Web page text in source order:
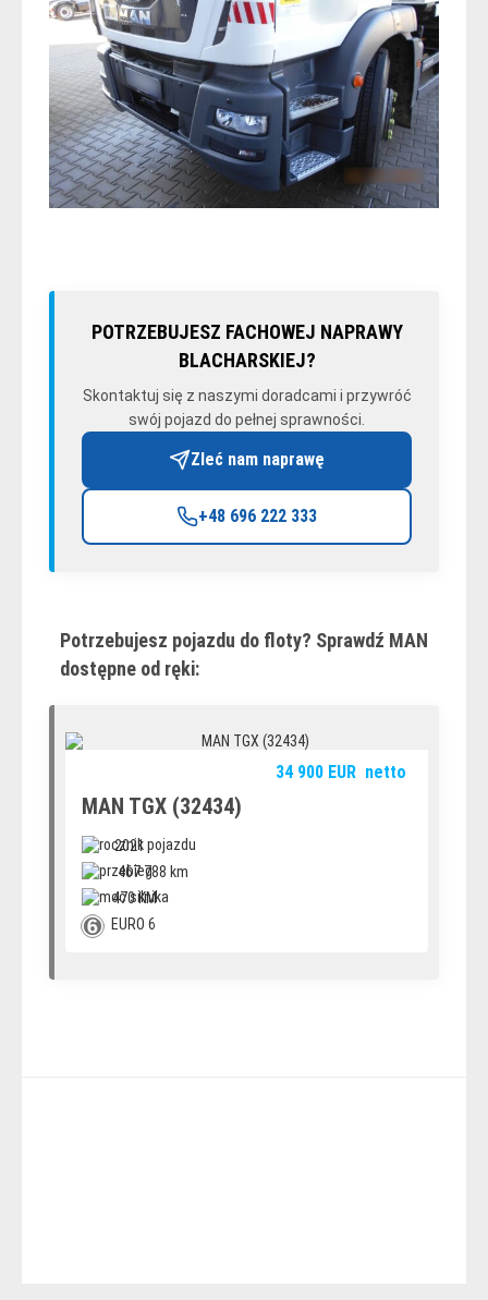
POTRZEBUJESZ FACHOWEJ NAPRAWY
BLACHARSKIEJ?
Skontaktuj się z naszymi doradcami i przywróć
swój pojazd do pełnej sprawności.
Zleć nam naprawę
+48 696 222 333
Potrzebujesz pojazdu do floty? Sprawdź MAN
dostępne od ręki:
34 900 EUR netto
MAN TGX (32434)
2021
467 788 km
470 KM
EURO 6